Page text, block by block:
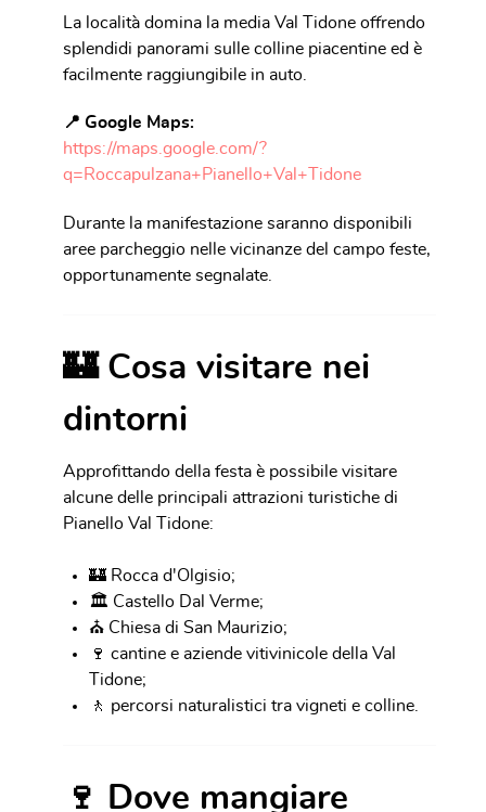
La località domina la media Val Tidone offrendo
splendidi panorami sulle colline piacentine ed è
facilmente raggiungibile in auto.
📍 Google Maps:
https://maps.google.com/?
q=Roccapulzana+Pianello+Val+Tidone
Durante la manifestazione saranno disponibili
aree parcheggio nelle vicinanze del campo feste,
opportunamente segnalate.
🏰 Cosa visitare nei
dintorni
Approfittando della festa è possibile visitare
alcune delle principali attrazioni turistiche di
Pianello Val Tidone:
🏰 Rocca d'Olgisio;
🏛 Castello Dal Verme;
⛪ Chiesa di San Maurizio;
🍷 cantine e aziende vitivinicole della Val
Tidone;
🚶 percorsi naturalistici tra vigneti e colline.
🍷 Dove mangiare